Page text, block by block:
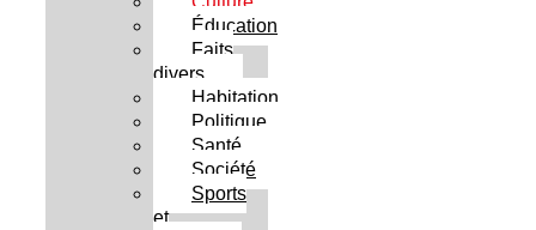
Éducation
Faits
divers
Habitation
Politique
Santé
Société
Sports
et